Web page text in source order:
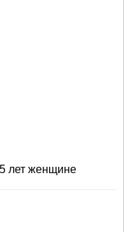
лет женщине